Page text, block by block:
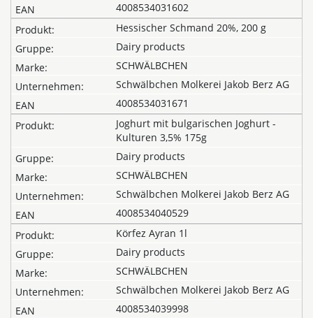
4008534031602
Hessischer Schmand 20%, 200 g
Dairy products
SCHWÄLBCHEN
Schwälbchen Molkerei Jakob Berz AG
4008534031671
Joghurt mit bulgarischen Joghurt -
Kulturen 3,5% 175g
Dairy products
SCHWÄLBCHEN
Schwälbchen Molkerei Jakob Berz AG
4008534040529
Körfez Ayran 1l
Dairy products
SCHWÄLBCHEN
Schwälbchen Molkerei Jakob Berz AG
4008534039998